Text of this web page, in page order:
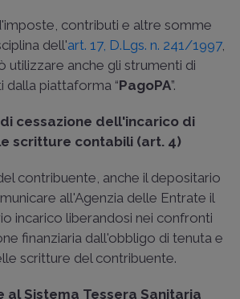
contributi e altre somme
dell'art. 17, D.Lgs. n. 241/1997,
utilizzare anche gli strumenti di
piattaforma “PagoPA”.
cessazione dell'incarico di
scritture contabili (art. 4)
contribuente, anche il depositario
all'Agenzia delle Entrate il
incarico liberandosi nei confronti
finanziaria dall'obbligo di tenuta e
scritture del contribuente.
al Sistema Tessera Sanitaria